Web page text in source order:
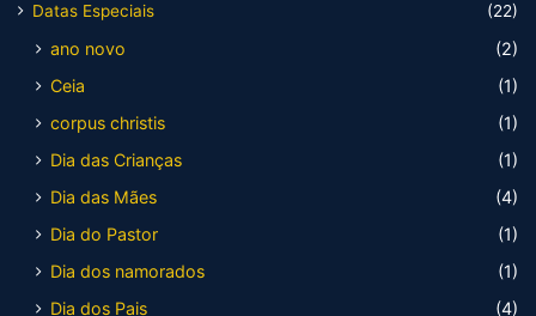
Datas Especiais
(22)
ano novo
(2)
Ceia
(1)
corpus christis
(1)
Dia das Crianças
(1)
Dia das Mães
(4)
Dia do Pastor
(1)
Dia dos namorados
(1)
Dia dos Pais
(4)